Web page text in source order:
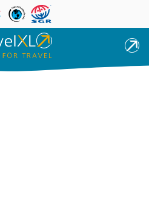
Overslaan en naar de inhoud